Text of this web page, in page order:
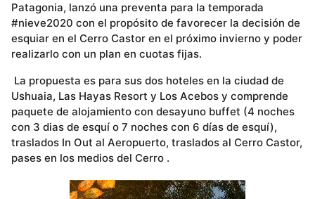
Patagonia, lanzó una preventa para la temporada
#nieve2020 con el propósito de favorecer la decisión de
esquiar en el Cerro Castor en el próximo invierno y poder
realizarlo con un plan en cuotas fijas.
La propuesta es para sus dos hoteles en la ciudad de
Ushuaia, Las Hayas Resort y Los Acebos y comprende
paquete de alojamiento con desayuno buffet (4 noches
con 3 dias de esquí o 7 noches con 6 días de esquí),
traslados In Out al Aeropuerto, traslados al Cerro Castor,
pases en los medios del Cerro .